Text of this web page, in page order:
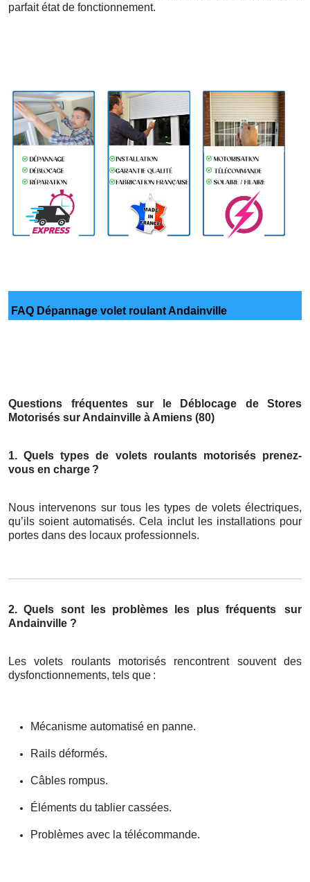
parfait état de fonctionnement.
FAQ Dépannage volet roulant Andainville
Questions fréquentes sur le Déblocage de Stores
Motorisés sur Andainville à Amiens (80)
1. Quels types de volets roulants motorisés prenez-
vous en charge ?
Nous intervenons sur tous les types de volets électriques,
qu’ils soient automatisés. Cela inclut les installations pour
portes dans des locaux professionnels.
2. Quels sont les problèmes les plus fréquents
sur
Andainville ?
Les volets roulants motorisés rencontrent souvent des
dysfonctionnements, tels que :
Mécanisme automatisé en panne.
Rails déformés.
Câbles rompus.
Éléments du tablier cassées.
Problèmes avec la télécommande.